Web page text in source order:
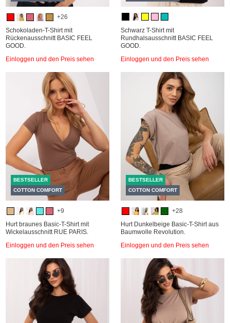
+26
Schokoladen-T-Shirt mit
Rückenausschnitt BASIC FEEL
GOOD.
Einloggen und den Preis sehen
Schwarz T-Shirt mit
Rundhalsausschnitt BASIC FEEL
GOOD.
Einloggen und den Preis sehen
BESTSELLER
COTTON COMFORT
+9
Hurt braunes Basic-T-Shirt mit
Wickelausschnitt RUE PARIS.
Einloggen und den Preis sehen
BESTSELLER
COTTON COMFORT
+28
Hurt Dunkelbeige Basic-T-Shirt aus
Baumwolle Revolution.
Einloggen und den Preis sehen